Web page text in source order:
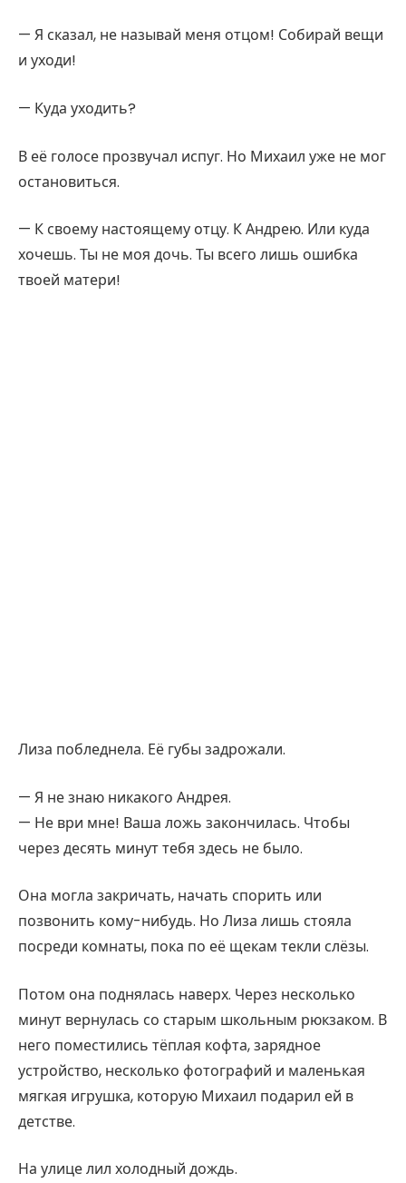
— Я сказал, не называй меня отцом! Собирай вещи
и уходи!
— Куда уходить?
В её голосе прозвучал испуг. Но Михаил уже не мог
остановиться.
— К своему настоящему отцу. К Андрею. Или куда
хочешь. Ты не моя дочь. Ты всего лишь ошибка
твоей матери!
Лиза побледнела. Её губы задрожали.
— Я не знаю никакого Андрея.
— Не ври мне! Ваша ложь закончилась. Чтобы
через десять минут тебя здесь не было.
Она могла закричать, начать спорить или
позвонить кому-нибудь. Но Лиза лишь стояла
посреди комнаты, пока по её щекам текли слёзы.
Потом она поднялась наверх. Через несколько
минут вернулась со старым школьным рюкзаком. В
него поместились тёплая кофта, зарядное
устройство, несколько фотографий и маленькая
мягкая игрушка, которую Михаил подарил ей в
детстве.
На улице лил холодный дождь.